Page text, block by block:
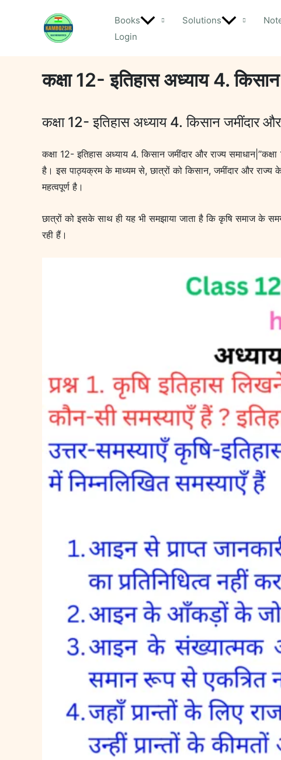
Books Solutions
Login
कक्षा 12- इतिहास अध्याय 4.
कक्षा 12- इतिहास अध्याय 4. किसान जमींदार
कक्षा 12- इतिहास अध्याय 4. किसान जमींदार और राज्य
है। इस पाठ्यक्रम के माध्यम से, छात्रों को किसान, जमींदार और राज्य
महत्वपूर्ण है।
छात्रों को इसके साथ ही यह भी समझाया जाता है कि कृषि समाज के
रही हैं।